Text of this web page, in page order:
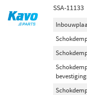
SSA-11133